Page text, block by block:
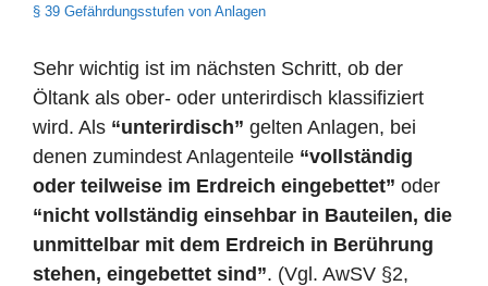
§ 39 Gefährdungsstufen von Anlagen
Sehr wichtig ist im nächsten Schritt, ob der
Öltank als ober- oder unterirdisch klassifiziert
wird. Als “unterirdisch” gelten Anlagen, bei
denen zumindest Anlagenteile “vollständig
oder teilweise im Erdreich eingebettet” oder
“nicht vollständig einsehbar in Bauteilen, die
unmittelbar mit dem Erdreich in Berührung
stehen, eingebettet sind”. (Vgl. AwSV §2,